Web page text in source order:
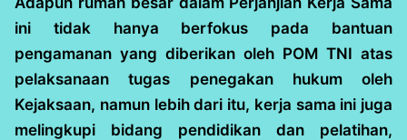
ini tidak hanya berfokus pada bantuan
pengamanan yang diberikan oleh POM TNI atas
pelaksanaan tugas penegakan hukum oleh
Kejaksaan, namun lebih dari itu, kerja sama ini juga
melingkupi bidang pendidikan dan pelatihan,